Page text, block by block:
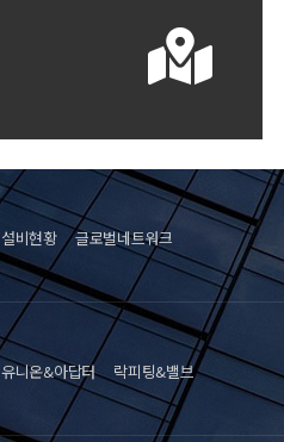
설비현황
글로벌네트워크
유니온&아답터
락피팅&밸브